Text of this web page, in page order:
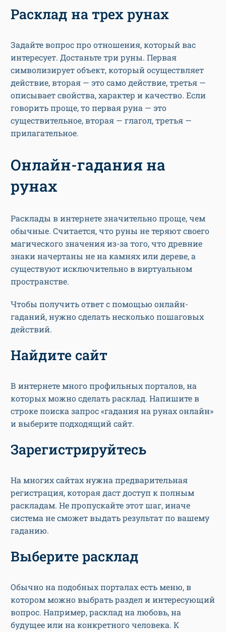
Расклад на трех рунах
Задайте вопрос про отношения, который вас
интересует. Достаньте три руны. Первая
символизирует объект, который осуществляет
действие, вторая — это само действие, третья —
описывает свойства, характер и качество. Если
говорить проще, то первая руна — это
существительное, вторая — глагол, третья —
прилагательное.
Онлайн-гадания на
рунах
Расклады в интернете значительно проще, чем
обычные. Считается, что руны не теряют своего
магического значения из-за того, что древние
знаки начертаны не на камнях или дереве, а
существуют исключительно в виртуальном
пространстве.
Чтобы получить ответ с помощью онлайн-
гаданий, нужно сделать несколько пошаговых
действий.
Найдите сайт
В интернете много профильных порталов, на
которых можно сделать расклад. Напишите в
строке поиска запрос «гадания на рунах онлайн»
и выберите подходящий сайт.
Зарегистрируйтесь
На многих сайтах нужна предварительная
регистрация, которая даст доступ к полным
раскладам. Не пропускайте этот шаг, иначе
система не сможет выдать результат по вашему
гаданию.
Выберите расклад
Обычно на подобных порталах есть меню, в
котором можно выбрать раздел и интересующий
вопрос. Например, расклад на любовь, на
будущее или на конкретного человека. К